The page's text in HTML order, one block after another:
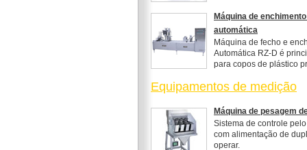
Máquina de
automática
Máquina de fecho e
Automática RZ-D é
para copos de plástico
Equipamentos de medição
Máquina de pesagem
Sistema de controle
com alimentação de
operar.